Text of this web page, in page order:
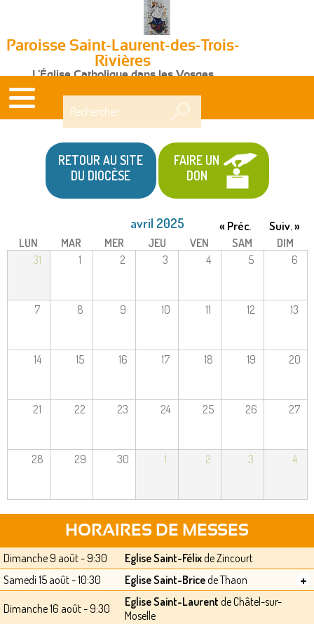
Paroisse Saint-Laurent-des-Trois-
Rivières
L'Église Catholique dans les Vosges
RETOUR AU SITE
DU DIOCÈSE
FAIRE UN
DON
avril 2025 « Préc. Suiv. »
LUN MAR MER JEU VEN SAM
DIM
31
1 2 3 4 5 6
7 8 9 10 11 12 13
14 15 16 17 18 19 20
21 22 23 24 25 26 27
28 29 30 1 2 3 4
HORAIRES DE MESSES
Dimanche 9 août - 9:30 Eglise Saint-Félixde Zincourt
Samedi 15 août - 10:30
Eglise Saint-Bricede Thaon +
Dimanche 16 août - 9:30 Eglise Saint-Laurent de Châtel-sur-
Moselle